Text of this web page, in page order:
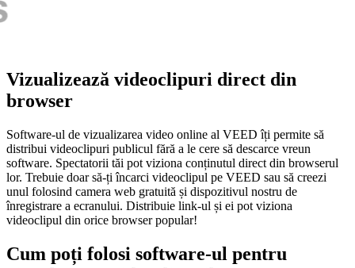
Vizualizează videoclipuri direct din
browser
Software-ul de vizualizarea video online al VEED îți permite să
distribui videoclipuri publicul fără a le cere să descarce vreun
software. Spectatorii tăi pot viziona conținutul direct din browserul
lor. Trebuie doar să-ți încarci videoclipul pe VEED sau să creezi
unul folosind camera web gratuită și dispozitivul nostru de
înregistrare a ecranului. Distribuie link-ul și ei pot viziona
videoclipul din orice browser popular!
Cum poți folosi software-ul pentru